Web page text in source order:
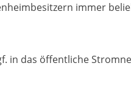
immer
in das öffentliche